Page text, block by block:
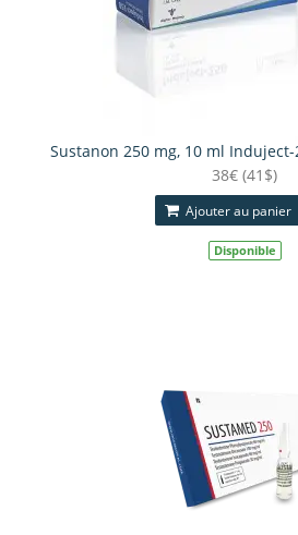
Sustanon 250 mg, 10 ml
38€ (41$)
Ajouter au panier
Disponible